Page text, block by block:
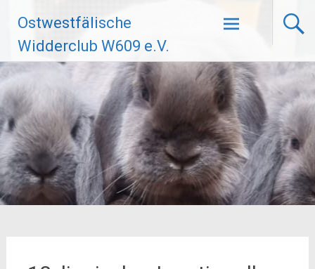
Inhalt
springen
Ostwestfälische
Widderclub W609 e.V.